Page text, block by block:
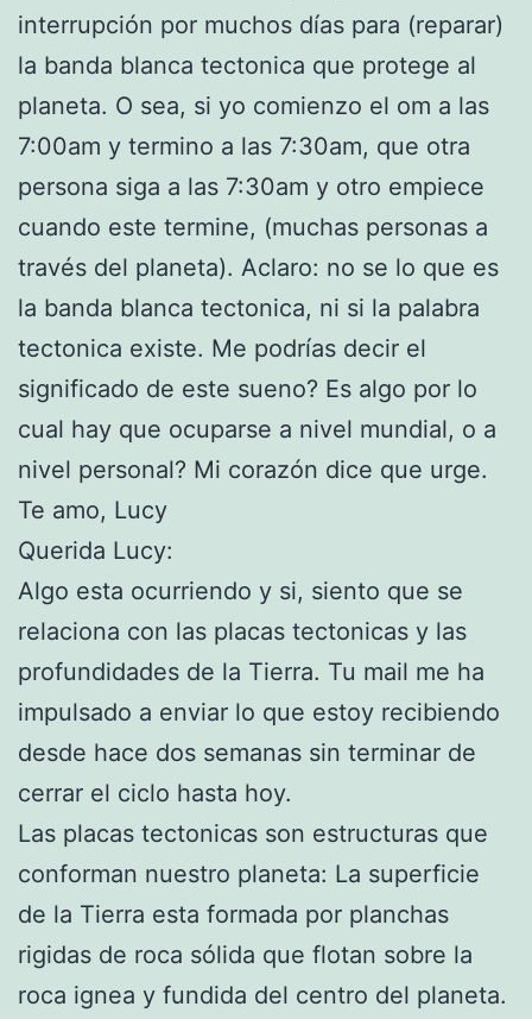
interrupción por muchos días para (reparar)
la banda blanca tectonica que protege al
planeta. O sea, si yo comienzo el om a las
7:00am y termino a las 7:30am, que otra
persona siga a las 7:30am y otro empiece
cuando este termine, (muchas personas a
través del planeta). Aclaro: no se lo que es
la banda blanca tectonica, ni si la palabra
tectonica existe. Me podrías decir el
significado de este sueno? Es algo por lo
cual hay que ocuparse a nivel mundial, o a
nivel personal? Mi corazón dice que urge.
Te amo, Lucy
Querida Lucy:
Algo esta ocurriendo y si, siento que se
relaciona con las placas tectonicas y las
profundidades de la Tierra. Tu mail me ha
impulsado a enviar lo que estoy recibiendo
desde hace dos semanas sin terminar de
cerrar el ciclo hasta hoy.
Las placas tectonicas son estructuras que
conforman nuestro planeta: La superficie
de la Tierra esta formada por planchas
rigidas de roca sólida que flotan sobre la
roca ignea y fundida del centro del planeta.